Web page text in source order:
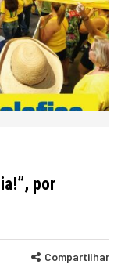
por
Compartilhar